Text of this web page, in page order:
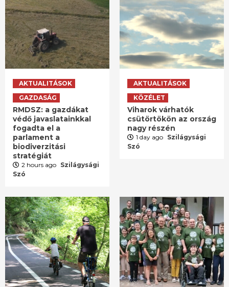
AKTUALITÁSOK
GAZDASÁG
RMDSZ: a gazdákat
védő javaslatainkkal
fogadta el a
parlament a
biodiverzitási
stratégiát
2 hours ago Szilágysági
Szó
AKTUALITÁSOK
KÖZÉLET
Viharok várhatók
csütörtökön az ország
nagy részén
1 day ago Szilágysági
Szó